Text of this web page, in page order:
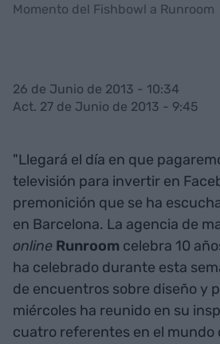
Momento del Fishbowl a Runroom
26 de Junio de 2013 - 10:34
Act. 27 de Junio de 2013 - 9:45
"Llegará el día en que
televisión para invertir en
premonición que se ha
en Barcelona. La agencia de
online Runroom celebra 10
ha celebrado durante esta
de encuentros sobre diseño y
miércoles ha reunido en su
cuatro referentes en el mundo